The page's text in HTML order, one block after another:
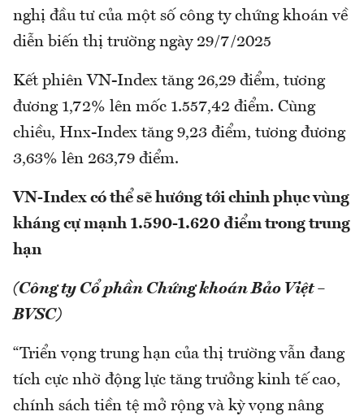
nghị đầu tư của một số công ty chứng khoán về
diễn biến thị trường ngày 29/7/2025
Kết phiên VN-Index tăng 26,29 điểm, tương
đương 1,72% lên mốc 1.557,42 điểm. Cùng
chiều, Hnx-Index tăng 9,23 điểm, tương đương
3,63% lên 263,79 điểm.
VN-Index có thể sẽ hướng tới chinh phục vùng
kháng cự mạnh 1.590-1.620 điểm trong trung
hạn
(Công ty Cổ phần Chứng khoán Bảo Việt –
BVSC)
“Triển vọng trung hạn của thị trường vẫn đang
tích cực nhờ động lực tăng trưởng kinh tế cao,
chính sách tiền tệ mở rộng và kỳ vọng nâng